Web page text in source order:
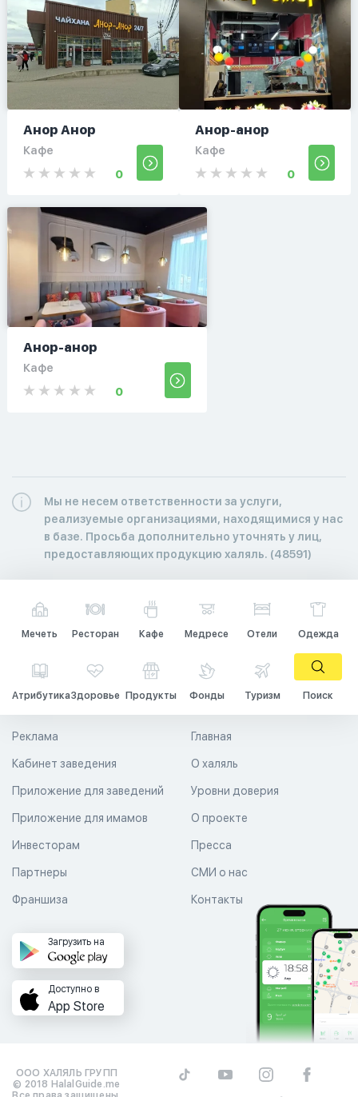
Анор Анор
Кафе
0
Анор-анор
Кафе
0
Анор-анор
Кафе
0
Мы не несем ответственности за услуги,
реализуемые организациями, находящимися у нас
в базе. Просьба дополнительно уточнять у лиц,
предоставляющих продукцию халяль. (48591)
Мечеть Ресторан Кафе Медресе Отели Одежда
АтрибутикаЗдоровье Продукты Фонды Туризм Поиск
Главная
О халяль
Уровни доверия
Реклама
Кабинет заведения
Приложение для заведений
Приложение для имамов О проекте
Пресса
СМИ о нас
Контакты
Инвесторам
Партнеры
Франшиза
Загрузить на
Доступно в
App Store
ООО ХАЛЯЛЬ ГРУПП
© 2018 HalalGuide.me